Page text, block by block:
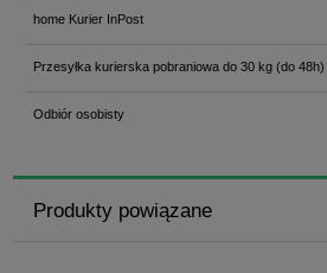
home Kurier InPost
Przesyłka kurierska pobraniowa do 30 kg(do 48h)
Odbiór osobisty
Produkty powiązane